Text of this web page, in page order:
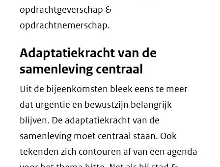
opdrachtgeverschap &
opdrachtnemerschap.
Adaptatiekracht van de
samenleving centraal
Uit de bijeenkomsten bleek eens te meer
dat urgentie en bewustzijn belangrijk
blijven. De adaptatiekracht van de
samenleving moet centraal staan. Ook
tekenden zich contouren af van een agenda